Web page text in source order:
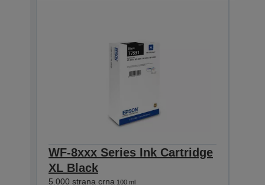
WF-8xxx Series Ink Cartridge
XL Black
5.000 strana crna 100 ml